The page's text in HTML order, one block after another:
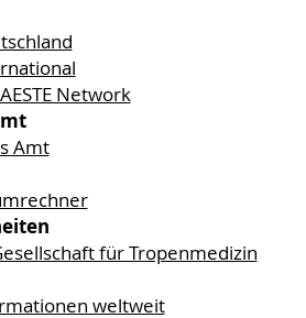
Network
Amt
für Tropenmedizin
weltweit